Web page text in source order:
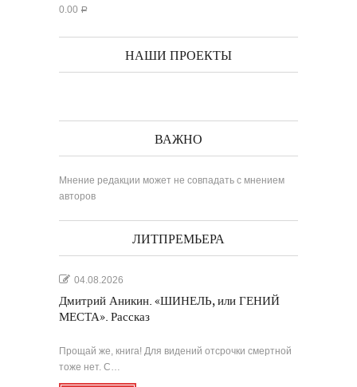
0.00 Р
НАШИ ПРОЕКТЫ
ВАЖНО
Мнение редакции может не совпадать с мнением
авторов
ЛИТПРЕМЬЕРА
04.08.2026
Дмитрий Аникин. «ШИНЕЛЬ, или ГЕНИЙ
МЕСТА». Рассказ
Прощай же, книга! Для видений отсрочки смертной
тоже нет. С…